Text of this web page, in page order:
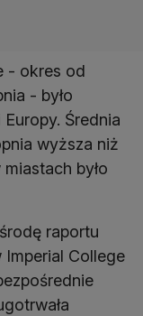
- okres od
- było
Średnia
wyższa niż
było
raportu
College